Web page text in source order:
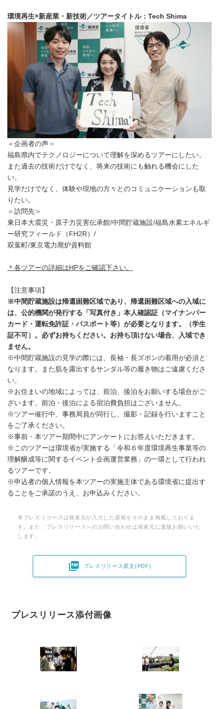
環境再生×新産業・新技術／ツアータイトル：Tech Shima
＜企画者の声＞
福島県内でテクノロジーについて理解を深めるツアーにしたい。
また過去の技術だけでなく、将来の技術にも触れる機会にした
い。
見学だけでなく、体験や現地の方々とのコミュニケーションも取
りたい。
＜訪問先＞
東日本大震災・原子力災害伝承館/中間貯蔵施設/福島水素エネルギ
ー研究フィールド（FH2R）/
双葉町/東京電力廃炉資料館
＊各ツアーの詳細はHPをご確認下さい。
【注意事項】
※中間貯蔵施設は帰還困難区域であり、帰還困難区域への入域に
は、公的機関が発行する「写真付き」本人確認証（マイナンバー
カード・運転免許証・パスポート等）が必要となります。（学生
証不可）。必ずお持ちください。お持ち頂けない場合、入域でき
ません。
※中間貯蔵施設の見学の際には、長袖・長ズボンの着用が必須と
なります。また肌を露出するサンダル等の履き物はご遠慮くださ
い。
※お住まいの地域によっては、前泊、後泊をお願いする場合がご
ざいます。前泊・後泊による宿泊費負担はございません。
※ツアー催行中、事務局員が同行し、撮影・記録を行いますこと
をご了承ください。
※事前・本ツアー期間中にアンケートにお答えいただきます。
※このツアーは環境省が実施する「令和６年度環境再生事業等の
理解醸成等に関するイベント企画運営業務」の一環として行われ
るツアーです。
※申込者の個人情報を本ツアーの実施主体である環境省に提出す
ることをご承諾のうえ、お申込みください。
本プレスリリースは発表元が入力した原稿をそのまま掲載しておりま
す。また、プレスリリースへのお問い合わせは発表元に直接お願いいた
します。
 プレスリリース原文(PDF)
プレスリリース添付画像